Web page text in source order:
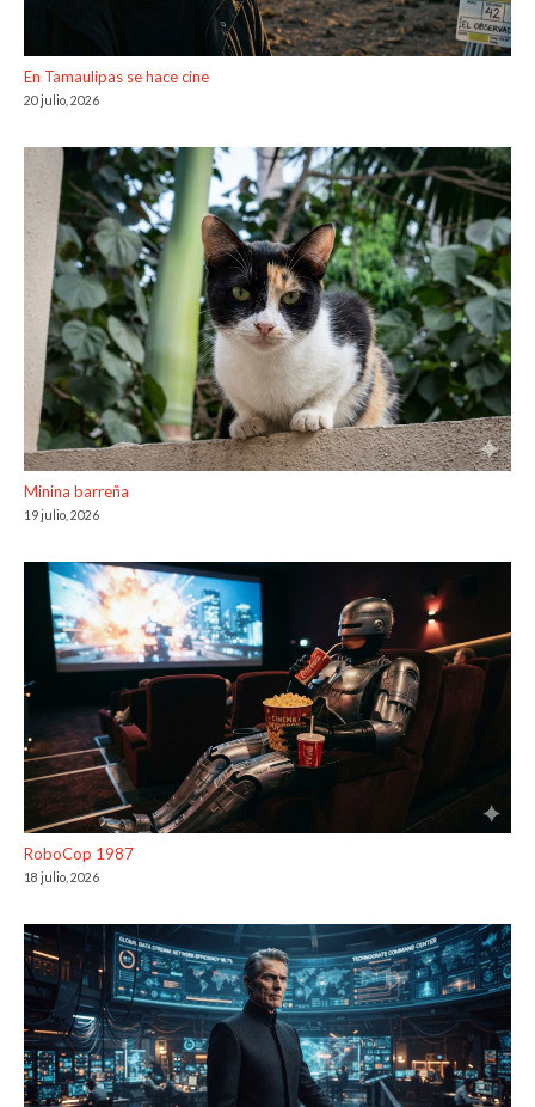
En Tamaulipas se hace cine
20 julio, 2026
Minina barreña
19 julio, 2026
RoboCop 1987
18 julio, 2026